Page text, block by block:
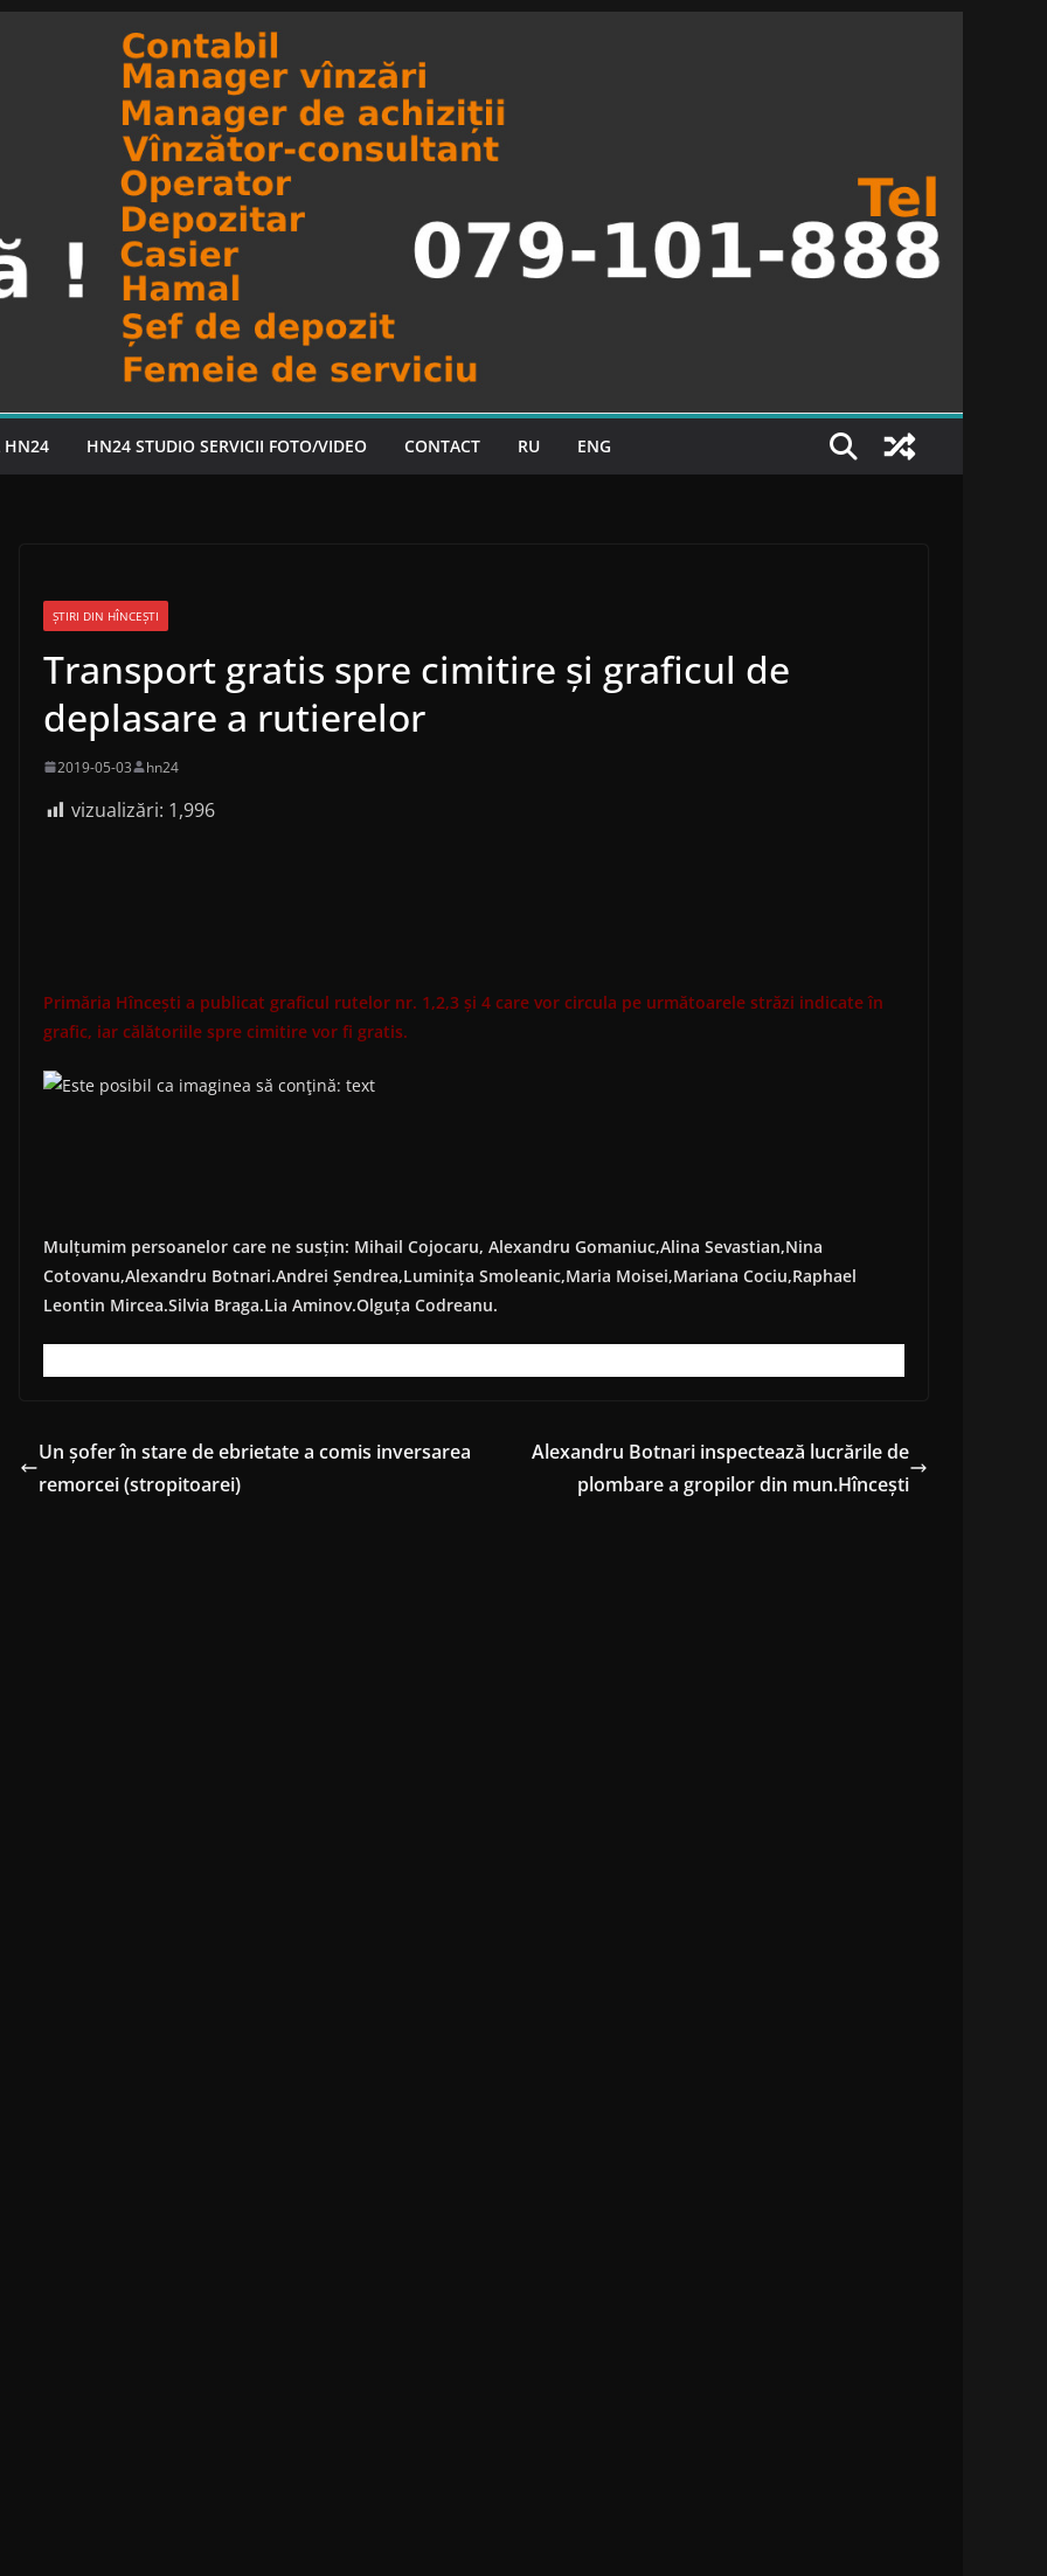
HN24 HN24 STUDIO SERVICII FOTO/VIDEO CONTACT RU ENG
ȘTIRI DIN HÎNCEȘTI
Transport gratis spre cimitire și graficul de
deplasare a rutierelor
2019-05-03 hn24
vizualizări: 1,996
Primăria Hîncești a publicat graficul rutelor nr. 1,2,3 și 4 care vor circula pe următoarele străzi indicate în
grafic, iar călătoriile spre cimitire vor fi gratis.
Mulțumim persoanelor care ne susțin: Mihail Cojocaru, Alexandru Gomaniuc,Alina Sevastian,Nina
Cotovanu,Alexandru Botnari.Andrei Șendrea,Luminița Smoleanic,Maria Moisei,Mariana Cociu,Raphael
Leontin Mircea.Silvia Braga.Lia Aminov.Olguța Codreanu.
Un șofer în stare de ebrietate a comis inversarea
remorcei (stropitoarei)
Alexandru Botnari inspectează lucrările de
plombare a gropilor din mun.Hîncești